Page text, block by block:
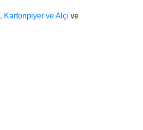
, Kartonpiyer ve Alçı ve